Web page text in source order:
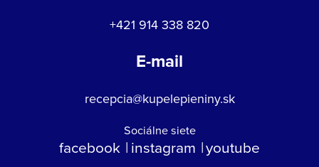
+421 914 338 820
E-mail
recepcia@kupelepieniny.sk
Sociálne siete
facebook instagram youtube